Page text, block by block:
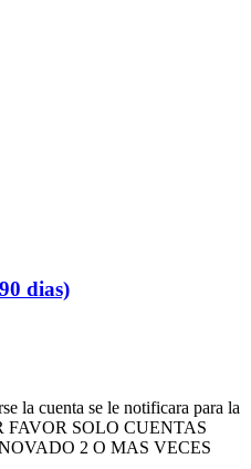
dias)
la cuenta se le notificara para la
FAVOR SOLO CUENTAS
2 O MAS VECES